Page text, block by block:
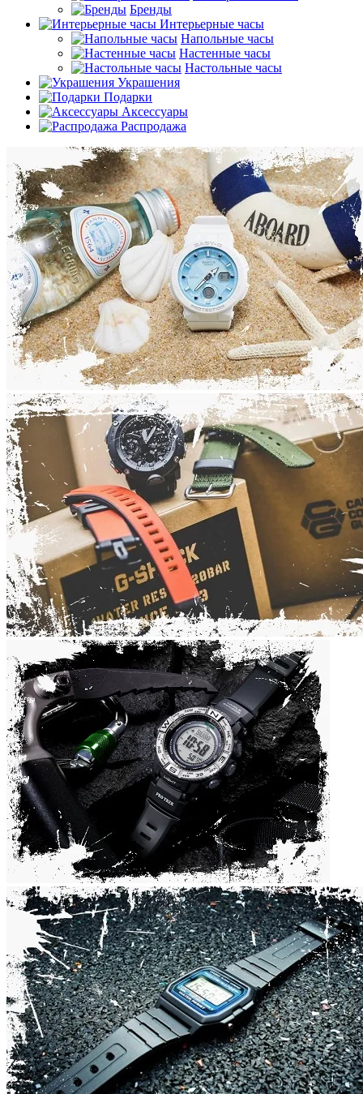
Бренды
Интерьерные часы
Напольные часы
Настенные часы
Настольные часы
Украшения
Подарки
Аксессуары
Распродажа